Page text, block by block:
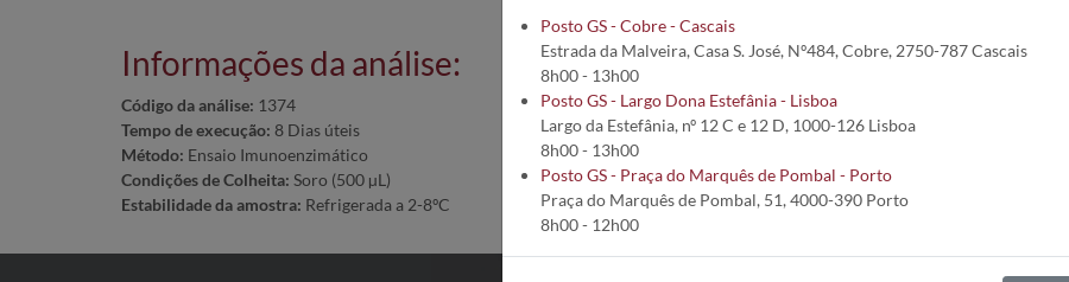
Informações da análise:
Código da análise: 1374
Tempo de execução: 8 Dias úteis
Método: Ensaio Imunoenzimático
Condições de Colheita: Soro (500 µL)
Estabilidade da amostra: Refrigerada a 2-8ºC
Posto GS - Cobre - Cascais
Estrada da Malveira, Casa S. José, Nº484, Cobre, 2750-787 Cascais
8h00 - 13h00
Posto GS - Largo Dona Estefânia - Lisboa
Largo da Estefânia, nº 12 C e 12 D, 1000-126 Lisboa
8h00 - 13h00
Posto GS - Praça do Marquês de Pombal - Porto
Praça do Marquês de Pombal, 51, 4000-390 Porto
8h00 - 12h00